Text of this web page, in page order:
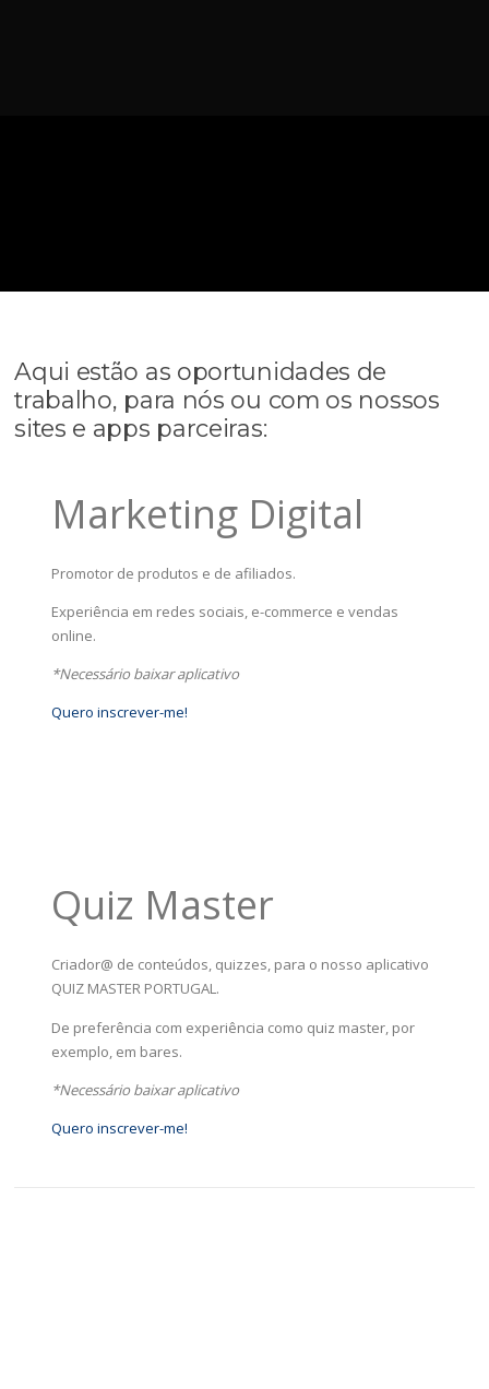
Aqui estão as oportunidades de
trabalho, para nós ou com os nossos
sites e apps parceiras:
Marketing Digital
Promotor de produtos e de afiliados.
Experiência em redes sociais, e-commerce e vendas
online.
*Necessário baixar aplicativo
Quero inscrever-me!
Quiz Master
Criador@ de conteúdos, quizzes, para o nosso aplicativo
QUIZ MASTER PORTUGAL.
De preferência com experiência como quiz master, por
exemplo, em bares.
*Necessário baixar aplicativo
Quero inscrever-me!